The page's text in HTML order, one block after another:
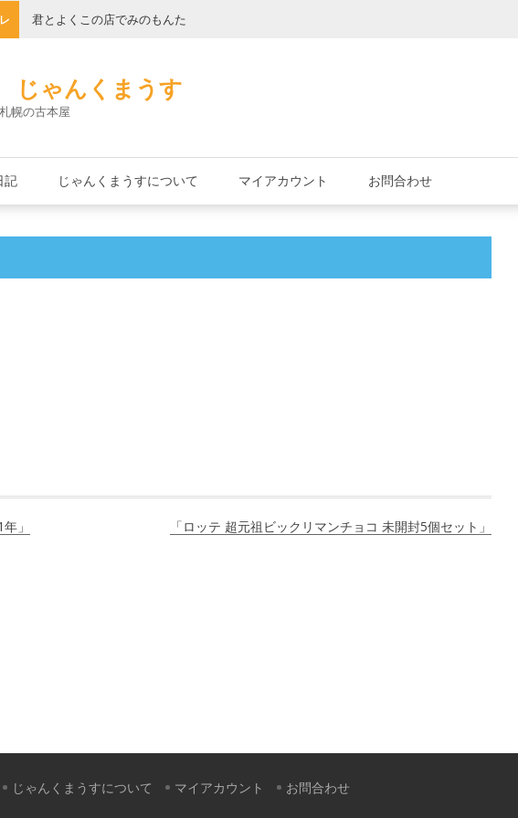
君とよくこの店でみのもんた
じゃんくまうす
幌の古本屋
記 じゃんくまうすについて マイアカウント お問合わせ
」 「ロッテ 超元祖ビックリマンチョコ 未開封5個セット」
じゃんくまうすについて マイアカウント お問合わせ